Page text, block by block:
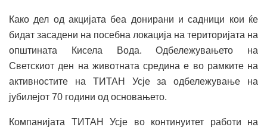
Како дел од акцијата беа донирани и садници кои ќе
бидат засадени на посебна локација на територијата на
општината Кисела Вода. Одбележувањето на
Светскиот ден на животната средина е во рамките на
активностите на ТИТАН Усје за одбележување на
јубилејот 70 години од основањето.
Компанијата ТИТАН Усје во континуитет работи на